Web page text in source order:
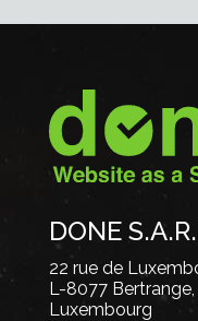
DONE
22 rue de
L-8077 Bertrange,
Luxembourg